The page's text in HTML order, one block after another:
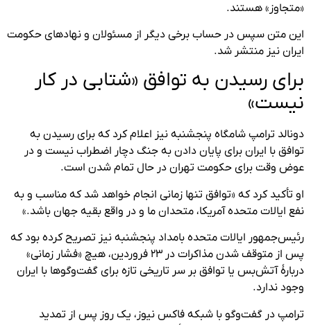
«متجاوز» هستند.
این متن سپس در حساب برخی دیگر از مسئولان و نهادهای حکومت
ایران نیز منتشر شد.
برای رسیدن به توافق «شتابی در کار
نیست»
دونالد ترامپ شامگاه پنجشنبه نیز اعلام کرد که برای رسیدن به
توافق با ایران برای پایان دادن به جنگ دچار اضطراب نیست و در
عوض وقت برای حکومت تهران در حال تمام شدن است.
او تأکید کرد که «توافق تنها زمانی انجام خواهد شد که مناسب و به
نفع ایالات متحده آمریکا، متحدان ما و در واقع بقیه جهان باشد.»
رئیس‌جمهور ایالات متحده بامداد پنجشنبه نیز تصریح کرده بود که
پس از متوقف شدن مذاکرات در ۲۳ فروردین، هیچ «فشار زمانی»
دربارهٔ آتش‌بس یا توافق بر سر تاریخی تازه برای گفت‌وگوها با ایران
وجود ندارد.
ترامپ در گفت‌وگو با شبکه فاکس نیوز، یک روز پس از تمدید